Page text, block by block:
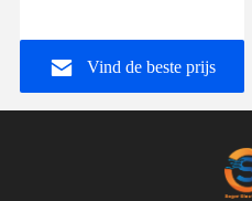
Kabelcomputer aan
ProjectorVind de beste prijs